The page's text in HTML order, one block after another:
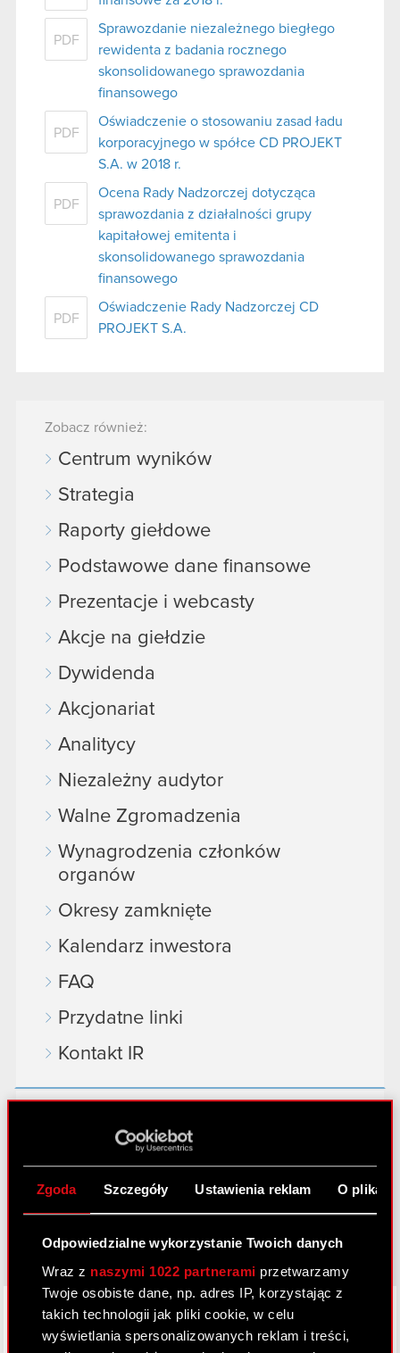
Zgoda Szczegóły Ustawienia reklam O
Odpowiedzialne wykorzystanie Twoich danych
Wraz z naszymi 1022 partnerami przetwarzamy
Twoje osobiste dane, np. adres IP, korzystając z
takich technologii jak pliki cookie, w celu
wyświetlania spersonalizowanych reklam i treści,
PDF
Sprawozdanie niezależnego biegłego
rewidenta z badania rocznego
skonsolidowanego sprawozdania
finansowego
PDF
Oświadczenie o stosowaniu zasad ładu
korporacyjnego w spółce CD PROJEKT
S.A. w 2018 r.
PDF
Ocena Rady Nadzorczej dotycząca
sprawozdania z działalności grupy
kapitałowej emitenta i
skonsolidowanego sprawozdania
finansowego
PDF
Oświadczenie Rady Nadzorczej CD
PROJEKT S.A.
Zobacz również:
Centrum wyników
Strategia
Raporty giełdowe
Podstawowe dane finansowe
Prezentacje i webcasty
Akcje na giełdzie
Dywidenda
Akcjonariat
Analitycy
Niezależny audytor
Walne Zgromadzenia
Wynagrodzenia członków
organów
Okresy zamknięte
Kalendarz inwestora
FAQ
Przydatne linki
Kontakt IR
thewitcher.com
cyberpunk.net
gear.cdprojektred.com
LinkedIn